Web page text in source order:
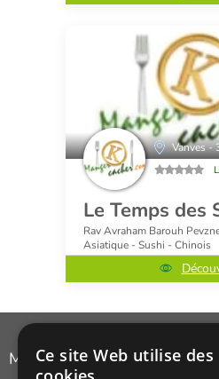
Vanves -
Le Temps des
Rav Avraham Barouh
Asiatique - Sushi - Chinois
Manger Cacher
Ce site Web utilise des